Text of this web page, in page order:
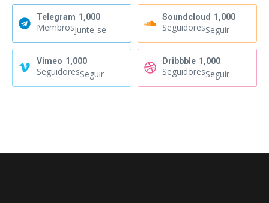
Telegram 1,000
MembrosJunte-se
Soundcloud 1,000
SeguidoresSeguir
Vimeo 1,000
SeguidoresSeguir
Dribbble 1,000
SeguidoresSeguir